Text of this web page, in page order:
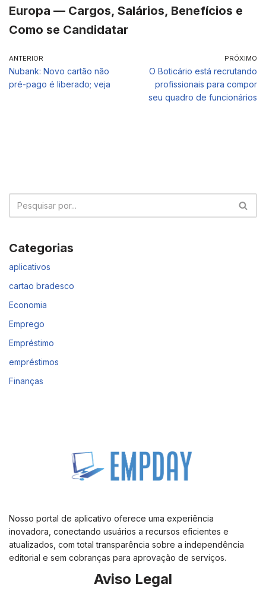
Europa — Cargos, Salários, Benefícios e
Como se Candidatar
ANTERIOR
Nubank: Novo cartão não
pré-pago é liberado; veja
PRÓXIMO
O Boticário está recrutando
profissionais para compor
seu quadro de funcionários
Categorias
aplicativos
cartao bradesco
Economia
Emprego
Empréstimo
empréstimos
Finanças
Nosso portal de aplicativo oferece uma experiência
inovadora, conectando usuários a recursos eficientes e
atualizados, com total transparência sobre a independência
editorial e sem cobranças para aprovação de serviços.
Aviso Legal